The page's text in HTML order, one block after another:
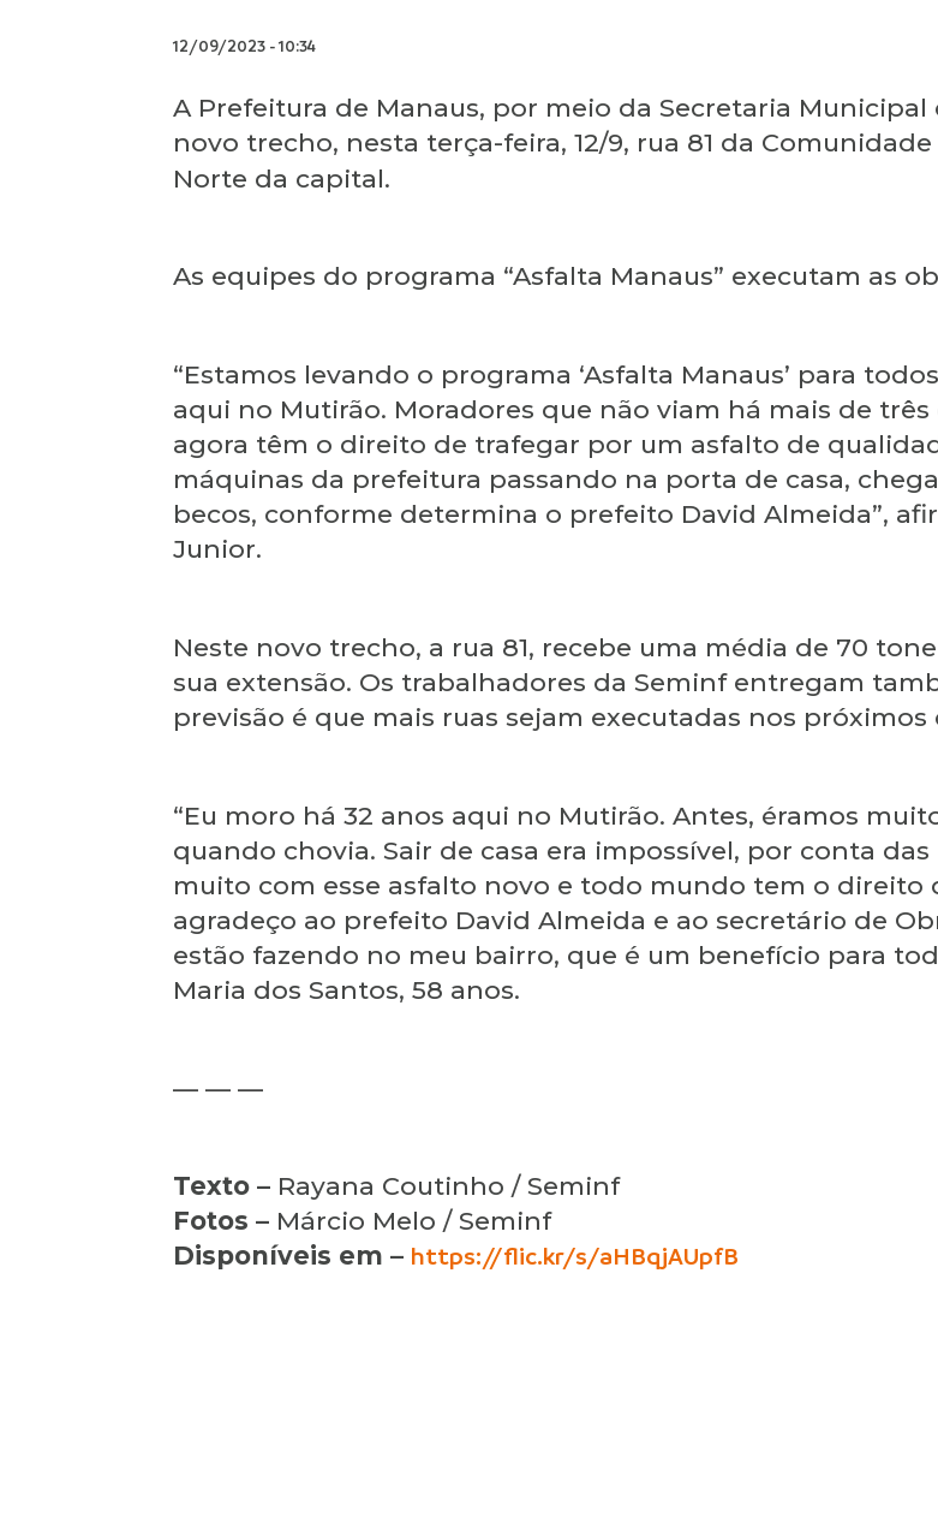
12/09/2023 -10:34
A Prefeitura de Manaus, por meio da Secretaria
novo trecho, nesta terça-feira, 12/9, rua 81 da
Norte da capital.
As equipes do programa “Asfalta Manaus” executam as
“Estamos levando o programa ‘Asfalta Manaus’ para
aqui no Mutirão. Moradores que não viam há mais de
agora têm o direito de trafegar por um asfalto de
máquinas da prefeitura passando na porta de casa,
becos, conforme determina o prefeito David Almeida”,
Junior.
Neste novo trecho, a rua 81, recebe uma média de 70
sua extensão. Os trabalhadores da Seminf entregam
previsão é que mais ruas sejam executadas nos
“Eu moro há 32 anos aqui no Mutirão. Antes, éramos
quando chovia. Sair de casa era impossível, por conta
muito com esse asfalto novo e todo mundo tem o direito
agradeço ao prefeito David Almeida e ao secretário de
estão fazendo no meu bairro, que é um benefício para
Maria dos Santos, 58 anos.
— — —
Texto – Rayana Coutinho / Seminf
Fotos – Márcio Melo / Seminf
Disponíveis em – https://flic.kr/s/aHBqjAUpfB